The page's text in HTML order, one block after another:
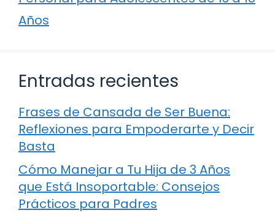
Años
Entradas recientes
Frases de Cansada de Ser Buena:
Reflexiones para Empoderarte y Decir
Basta
Cómo Manejar a Tu Hija de 3 Años
que Está Insoportable: Consejos
Prácticos para Padres